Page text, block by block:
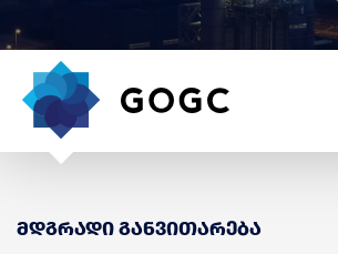
მდგრადი განვითარება